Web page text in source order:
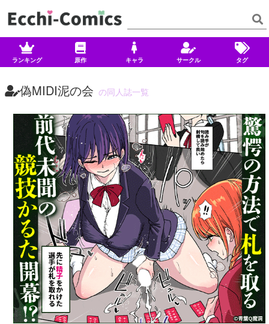
ランキング 原作 キャラ サークル タグ
偽MIDI泥の会 の同人誌一覧